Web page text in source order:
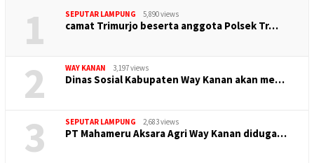
1 SEPUTAR LAMPUNG 5,890 views
camat Trimurjo beserta anggota Polsek Tr…
2 WAY KANAN 3,197 views
Dinas Sosial Kabupaten Way Kanan akan me…
3 SEPUTAR LAMPUNG 2,683 views
PT Mahameru Aksara Agri Way Kanan diduga…